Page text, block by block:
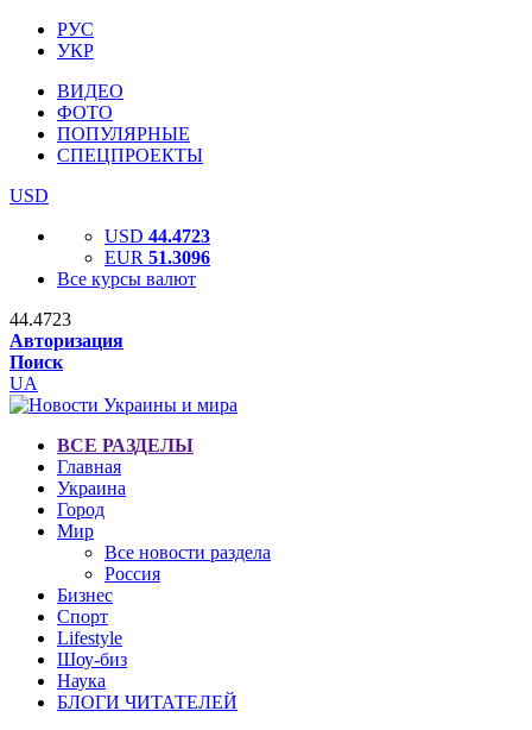
РУС
УКР
ВИДЕО
ФОТО
ПОПУЛЯРНЫЕ
СПЕЦПРОЕКТЫ
USD
USD 44.4723
EUR 51.3096
Все курсы валют
44.4723
Авторизация
Поиск
UA
ВСЕ РАЗДЕЛЫ
Главная
Украина
Город
Мир
Все новости раздела
Россия
Бизнес
Спорт
Lifestyle
Шоу-биз
Наука
БЛОГИ ЧИТАТЕЛЕЙ